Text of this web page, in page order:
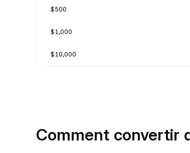
$500
$1,000
$10,000
Comment convertir